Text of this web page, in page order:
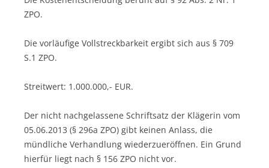
ZPO.
Die vorläufige Vollstreckbarkeit ergibt sich aus § 709
S.1 ZPO.
Streitwert: 1.000.000,- EUR.
Der nicht nachgelassene Schriftsatz der Klägerin vom
05.06.2013 (§ 296a ZPO) gibt keinen Anlass, die
mündliche Verhandlung wiederzueröffnen. Ein Grund
hierfür liegt nach § 156 ZPO nicht vor.